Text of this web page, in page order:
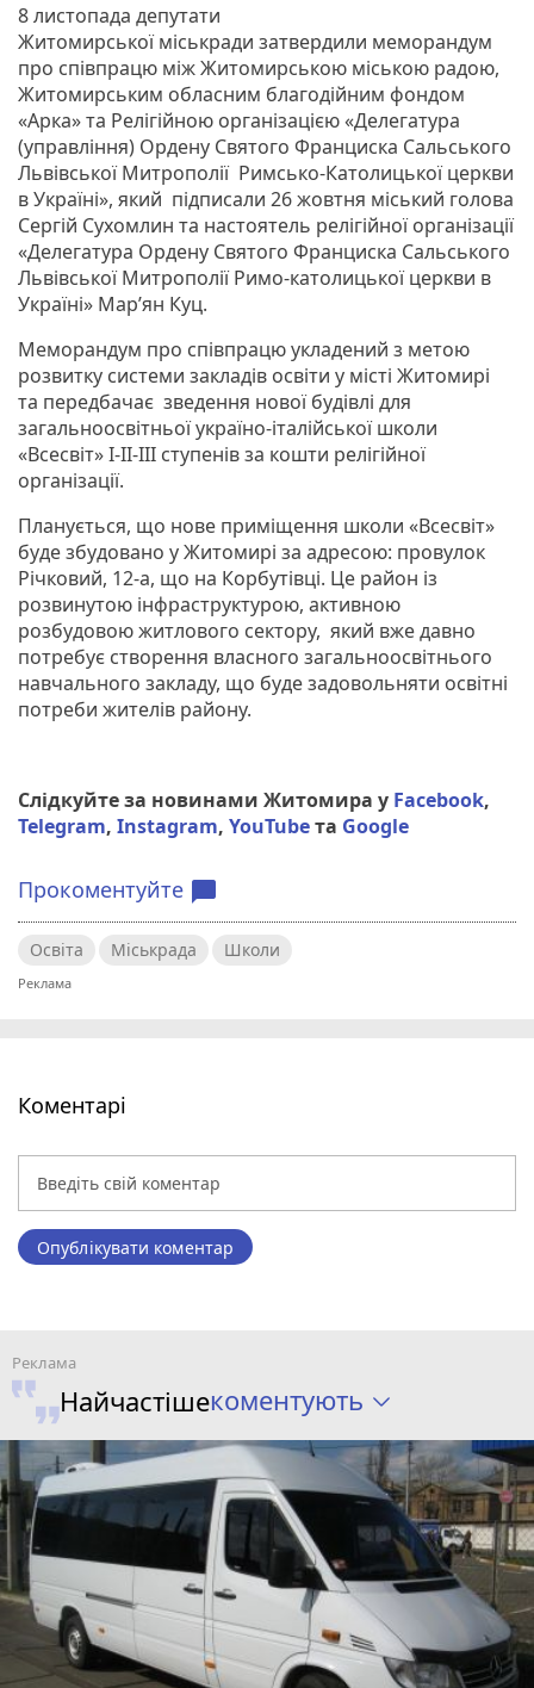
8 листопада депутати
Житомирської міськради затвердили меморандум
про співпрацю між Житомирською міською радою,
Житомирським обласним благодійним фондом
«Арка» та Релігійною організацією «Делегатура
(управління) Ордену Святого Франциска Сальського
Львівської Митрополії Римсько-Католицької церкви
в Україні», який підписали 26 жовтня міський голова
Сергій Сухомлин та настоятель релігійної організації
«Делегатура Ордену Святого Франциска Сальського
Львівської Митрополії Римо-католицької церкви в
Україні» Мар’ян Куц.
Меморандум про співпрацю укладений з метою
розвитку системи закладів освіти у місті Житомирі
та передбачає зведення нової будівлі для
загальноосвітньої україно-італійської школи
«Всесвіт» І-ІІ-ІІІ ступенів за кошти релігійної
організації.
Планується, що нове приміщення школи «Всесвіт»
буде збудовано у Житомирі за адресою: провулок
Річковий, 12-а, що на Корбутівці. Це район із
розвинутою інфраструктурою, активною
розбудовою житлового сектору, який вже давно
потребує створення власного загальноосвітнього
навчального закладу, що буде задовольняти освітні
потреби жителів району.
Слідкуйте за новинами Житомира у Facebook,
Telegram, Instagram, YouTubeта Google
Прокоментуйте chat_bubble
Освіта Міськрада Школи
Коментарі
Опублікувати коментар
Найчастішекоментують